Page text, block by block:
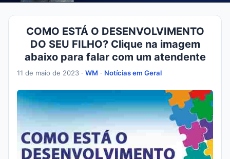
COMO ESTÁ O DESENVOLVIMENTO
DO SEU FILHO? Clique na imagem
abaixo para falar com um atendente
11 de maio de 2023 · WM · Notícias em Geral